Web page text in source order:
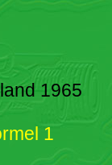
1965
1